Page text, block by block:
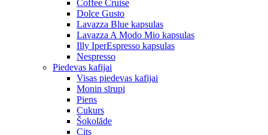
Coffee Cruise
Dolce Gusto
Lavazza Blue kapsulas
Lavazza A Modo Mio kapsulas
Illy IperEspresso kapsulas
Nespresso
Piedevas kafijai
Visas piedevas kafijai
Monin sīrupi
Piens
Cukurs
Šokolāde
Cits